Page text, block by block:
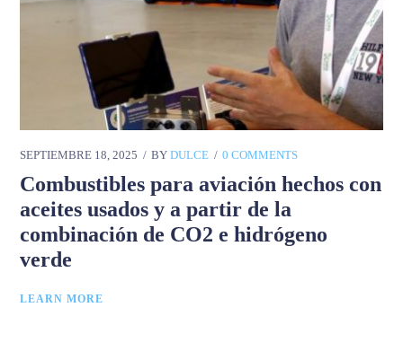
SEPTIEMBRE 18, 2025 BYDULCE 0 COMMENTS
Combustibles para aviación hechos con
aceites usados ​​y a partir de la
combinación de CO2 e hidrógeno
verde
LEARN MORE